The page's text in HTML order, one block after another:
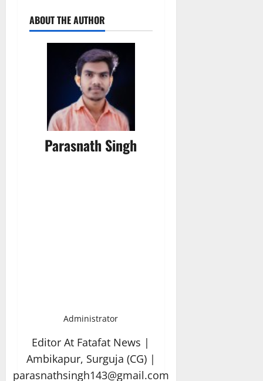
ABOUT THE AUTHOR
Parasnath Singh
Administrator
Editor At Fatafat News |
Ambikapur, Surguja (CG) |
parasnathsingh143@gmail.com